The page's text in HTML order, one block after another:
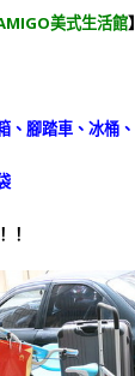
美式生活館】
、腳踏車、冰桶、
！